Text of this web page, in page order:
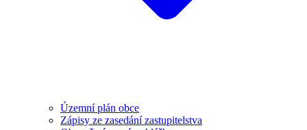
Územní plán obce
Zápisy ze zasedání zastupitelstva